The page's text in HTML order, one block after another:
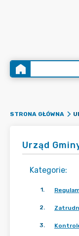
STRONA GŁÓWNA
Urząd
Kategorie:
1.
2.
3.